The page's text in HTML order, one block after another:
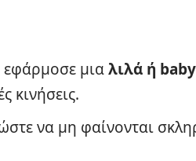
εφάρμοσε μιαλιλά ή
κινήσεις.
να μη φαίνονται